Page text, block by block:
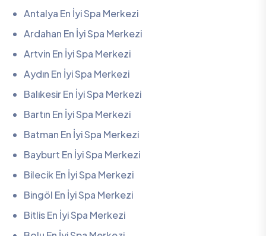
Antalya En İyi Spa Merkezi
Ardahan En İyi Spa Merkezi
Artvin En İyi Spa Merkezi
Aydın En İyi Spa Merkezi
Balıkesir En İyi Spa Merkezi
Bartın En İyi Spa Merkezi
Batman En İyi Spa Merkezi
Bayburt En İyi Spa Merkezi
Bilecik En İyi Spa Merkezi
Bingöl En İyi Spa Merkezi
Bitlis En İyi Spa Merkezi